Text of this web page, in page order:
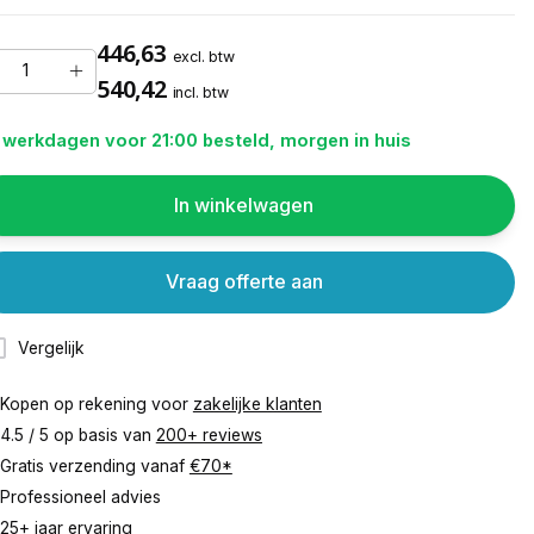
446,63 excl. btw
540,42 incl. btw
werkdagen voor 21:00 besteld, morgen in huis
In winkelwagen
Vergelijk
Vraag offerte aan
Kopen op rekening voor zakelijke klanten
4.5 / 5 op basis van 200+ reviews
Gratis verzending vanaf €70*
Professioneel advies
25+ jaar ervaring